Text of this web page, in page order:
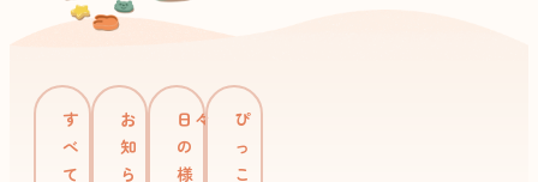
す
べ
て
お
知
ら
日々
の
様
ぴ
っ
こ